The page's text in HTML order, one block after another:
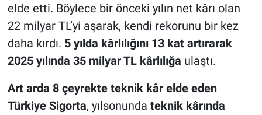
elde etti. Böylece bir önceki yılın net kârı olan
22 milyar TL’yi aşarak, kendi rekorunu bir kez
daha kırdı. 5 yılda kârlılığını 13 kat artırarak
2025 yılında 35 milyar TL kârlılığa ulaştı.
Art arda 8 çeyrekte teknik kâr elde eden
Türkiye Sigorta, yılsonunda teknik kârında